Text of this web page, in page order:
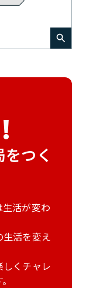
つく
活が変わ
活を変え
しくチャレ